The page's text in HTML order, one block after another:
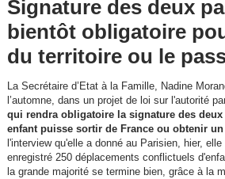
Signature des deux
bientôt obligatoire
du territoire ou le
La Secrétaire d’Etat à la Famille, Nadine
l’automne, dans un projet de loi sur l'autorité
qui rendra obligatoire la signature des
enfant puisse sortir de France ou obtenir
l'interview qu'elle a donné au Parisien, hier,
enregistré 250 déplacements conflictuels
la grande majorité se termine bien, grâce à la